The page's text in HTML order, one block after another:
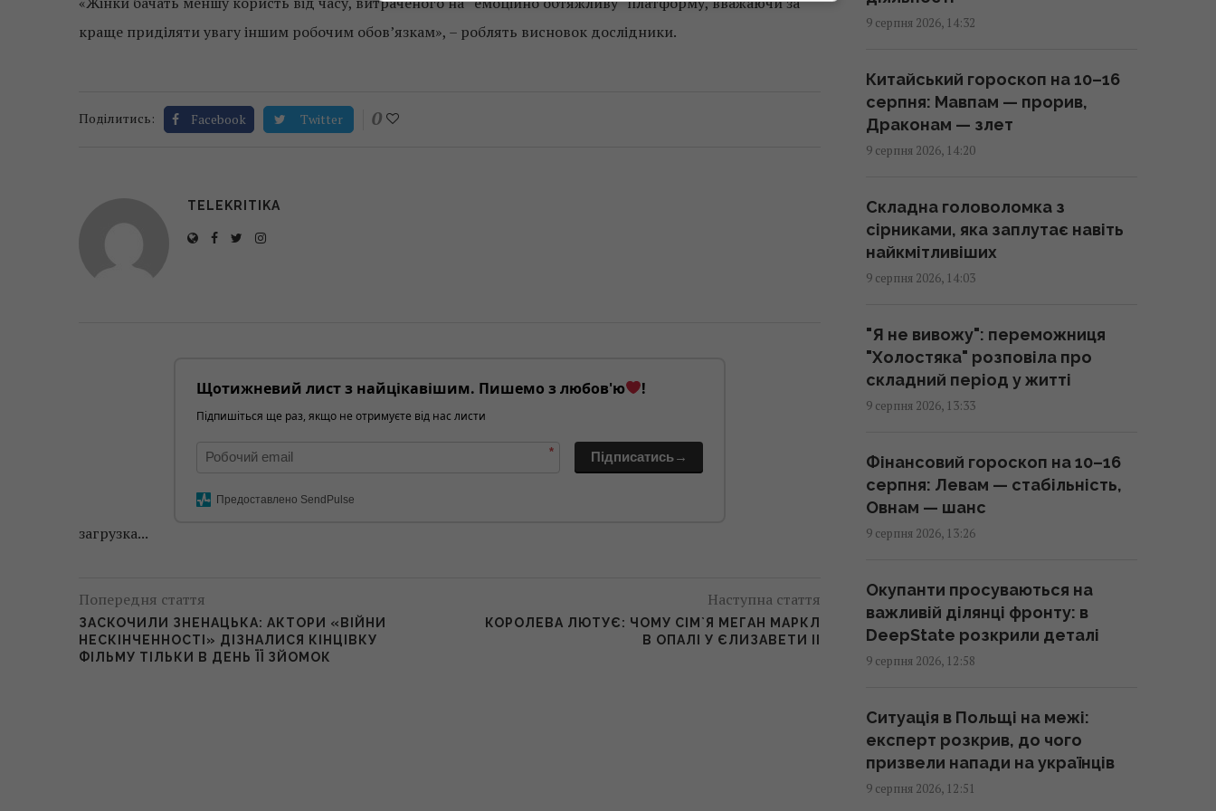
краще приділяти увагу іншим робочим обов’язкам», – роблять висновок дослідники.
Поділитись: Facebook Twitter 0
TELEKRITIKA
Щотижневий лист з найцікавішим. Пишемо з любов'ю !
Підпишіться ще раз, якщо не отримуєте від нас листи
* Підписатись→
Предоставлено SendPulse
загрузка...
Попередня стаття
ЗАСКОЧИЛИ ЗНЕНАЦЬКА: АКТОРИ «ВІЙНИ
НЕСКІНЧЕННОСТІ» ДІЗНАЛИСЯ КІНЦІВКУ
ФІЛЬМУ ТІЛЬКИ В ДЕНЬ ЇЇ ЗЙОМОК
Наступна стаття
КОРОЛЕВА ЛЮТУЄ: ЧОМУ СІМ`Я МЕГАН МАРКЛ
В ОПАЛІ У ЄЛИЗАВЕТИ II
американський крейсер
Ціль Росії №1: The Times
розповів, як працює
український загін "глибоких
Зарядка електрокара від
розетки у квартирі може
13:48 неділя, 09 серпня 2026
Газова, електрична чи
13:30 неділя, 09 серпня 2026
Три знаки Зодіаку ось-ось
13:30 неділя, 09 серпня 2026
Історія про те, що "поляки не
13:18 неділя, 09 серпня 2026
Одна чашка цього напою на
9 серпня 2026, 14:32
Китайський гороскоп на 10–16
серпня: Мавпам — прорив,
Драконам — злет
9 серпня 2026, 14:20
Складна головоломка з
сірниками, яка заплутає навіть
найкмітливіших
9 серпня 2026, 14:03
"Я не вивожу": переможниця
"Холостяка" розповіла про
складний період у житті
9 серпня 2026, 13:33
Фінансовий гороскоп на 10–16
серпня: Левам — стабільність,
Овнам — шанс
9 серпня 2026, 13:26
Окупанти просуваються на
важливій ділянці фронту: в
DeepState розкрили деталі
9 серпня 2026, 12:58
Ситуація в Польщі на межі:
експерт розкрив, до чого
призвели напади на українців
9 серпня 2026, 12:51